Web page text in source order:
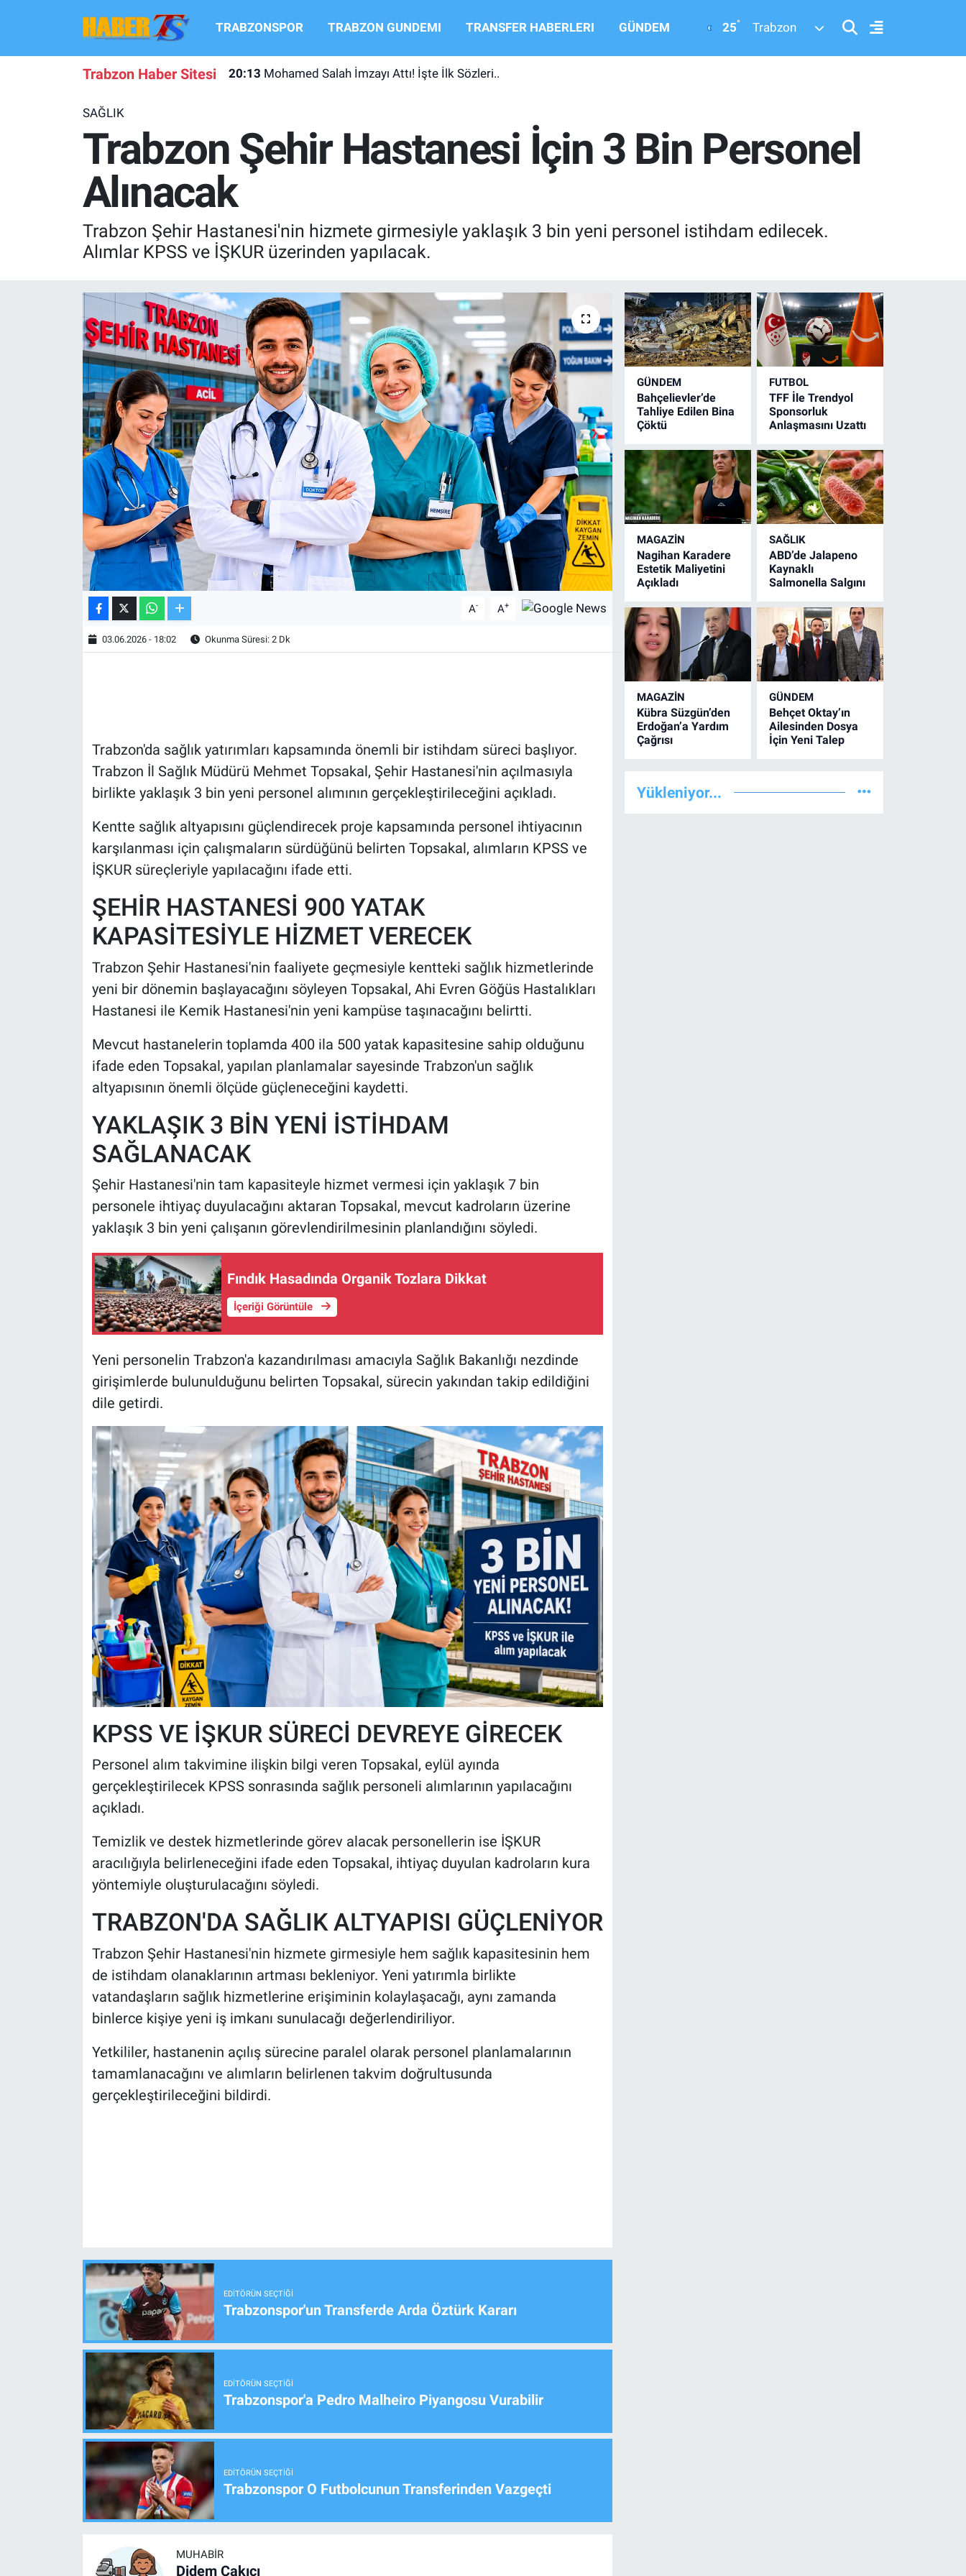
TRABZONSPOR TRABZON GUNDEMI TRANSFER HABERLERI GÜNDEM 25° Trabzon
Trabzon Haber Sitesi 20:13 Mohamed Salah İmzayı Attı! İşte İlk Sözleri..
SAĞLIK
Trabzon Şehir Hastanesi İçin 3 Bin Personel
Alınacak
Trabzon Şehir Hastanesi'nin hizmete girmesiyle yaklaşık 3 bin yeni personel istihdam edilecek.
Alımlar KPSS ve İŞKUR üzerinden yapılacak.
A- A+
03.06.2026 - 18:02 Okunma Süresi: 2 Dk
Trabzon'da sağlık yatırımları kapsamında önemli bir istihdam süreci başlıyor.
Trabzon İl Sağlık Müdürü Mehmet Topsakal, Şehir Hastanesi'nin açılmasıyla
birlikte yaklaşık 3 bin yeni personel alımının gerçekleştirileceğini açıkladı.
Kentte sağlık altyapısını güçlendirecek proje kapsamında personel ihtiyacının
karşılanması için çalışmaların sürdüğünü belirten Topsakal, alımların KPSS ve
İŞKUR süreçleriyle yapılacağını ifade etti.
ŞEHİR HASTANESİ 900 YATAK
KAPASİTESİYLE HİZMET VERECEK
Trabzon Şehir Hastanesi'nin faaliyete geçmesiyle kentteki sağlık hizmetlerinde
yeni bir dönemin başlayacağını söyleyen Topsakal, Ahi Evren Göğüs Hastalıkları
Hastanesi ile Kemik Hastanesi'nin yeni kampüse taşınacağını belirtti.
Mevcut hastanelerin toplamda 400 ila 500 yatak kapasitesine sahip olduğunu
ifade eden Topsakal, yapılan planlamalar sayesinde Trabzon'un sağlık
altyapısının önemli ölçüde güçleneceğini kaydetti.
YAKLAŞIK 3 BİN YENİ İSTİHDAM
SAĞLANACAK
Şehir Hastanesi'nin tam kapasiteyle hizmet vermesi için yaklaşık 7 bin
personele ihtiyaç duyulacağını aktaran Topsakal, mevcut kadroların üzerine
yaklaşık 3 bin yeni çalışanın görevlendirilmesinin planlandığını söyledi.
Fındık Hasadında Organik Tozlara Dikkat
İçeriği Görüntüle
Yeni personelin Trabzon'a kazandırılması amacıyla Sağlık Bakanlığı nezdinde
girişimlerde bulunulduğunu belirten Topsakal, sürecin yakından takip edildiğini
dile getirdi.
KPSS VE İŞKUR SÜRECİ DEVREYE GİRECEK
Personel alım takvimine ilişkin bilgi veren Topsakal, eylül ayında
gerçekleştirilecek KPSS sonrasında sağlık personeli alımlarının yapılacağını
açıkladı.
Temizlik ve destek hizmetlerinde görev alacak personellerin ise İŞKUR
aracılığıyla belirleneceğini ifade eden Topsakal, ihtiyaç duyulan kadroların kura
yöntemiyle oluşturulacağını söyledi.
TRABZON'DA SAĞLIK ALTYAPISI GÜÇLENİYOR
Trabzon Şehir Hastanesi'nin hizmete girmesiyle hem sağlık kapasitesinin hem
de istihdam olanaklarının artması bekleniyor. Yeni yatırımla birlikte
vatandaşların sağlık hizmetlerine erişiminin kolaylaşacağı, aynı zamanda
binlerce kişiye yeni iş imkanı sunulacağı değerlendiriliyor.
Yetkililer, hastanenin açılış sürecine paralel olarak personel planlamalarının
tamamlanacağını ve alımların belirlenen takvim doğrultusunda
gerçekleştirileceğini bildirdi.
EDITÖRÜN SEÇTIĞI
Trabzonspor'un Transferde Arda Öztürk Kararı
EDITÖRÜN SEÇTIĞI
Trabzonspor'a Pedro Malheiro Piyangosu Vurabilir
EDITÖRÜN SEÇTIĞI
Trabzonspor O Futbolcunun Transferinden Vazgeçti
MUHABIR
Didem Çakıcı
GÜNDEM
Bahçelievler’de
Tahliye Edilen Bina
Çöktü
FUTBOL
TFF İle Trendyol
Sponsorluk
Anlaşmasını Uzattı
MAGAZİN
Nagihan Karadere
Estetik Maliyetini
Açıkladı
SAĞLIK
ABD’de Jalapeno
Kaynaklı
Salmonella Salgını
MAGAZİN
Kübra Süzgün’den
Erdoğan’a Yardım
Çağrısı
GÜNDEM
Behçet Oktay’ın
Ailesinden Dosya
İçin Yeni Talep
Yükleniyor...
TRABZONSPOR
TRANSFER HABERLERI
KULİS MEYDANI
1461 TRABZON
TV VE SİNEMA
BASKETBOL
SAĞLIK
KÜLTÜR SANAT
EKONOMİ
MAGAZİN
Bilim, Teknoloji
Hava Durumu
Süper Lig Puan Durumu ve Fikstür
Tüm Manşetler
Son Dakika Haberleri
Haber Arşivi